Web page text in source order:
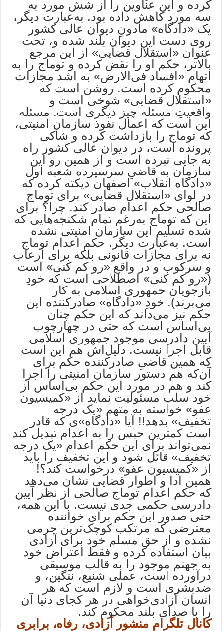
کرده و این عناوین را از شش مورد به
سه مورد کاهش داده بود. به‌عبارت دیگر،
یک «دادگاه» مادونِ دیوان عالی کشور
روی دست این دیوان بلند شده و، تحت
عنوان «استقلال قضایی» از این مرجع
بالاتر، حکم او را نقض کرده و توماج را به
اتهام «افساد فی‌الارض» به اشد مجازات
محکوم کرده است. روشن است که
«استقلال قضایی» شوخی است و
واقعیتِ مسئله چیز دیگری است. مسئله
این است که اعمال نفوذ سازمان امنیتی،
که توماج را بازداشت کرده و شاکی
پرونده است، در دیوان عالی کشور راه
به جایی نبرده است و از همین رو این
سازمان به قاضیِ سرسپرده شعبه اول
«دادگاه انقلاب» اصفهان دیکته کرده که
در لوای «استقلال قضایی» برای توماج
صالحی حکم اعدام صادر کند. چرا؟ برای
این که توماج به‌رغم تمام شکنجه‌هایی که
شده تسلیم این سازمان امنیتی نشده
است. به‌عبارت دیگر، حکم اعدام توماج
نه برای مجازات قانونی بلکه برای ارعاب
و سرکوب و در واقع «رو کم کنی» است
(«رو کم کنی» اصطلاحی است که خودِ
بازجویان حمهوری اسلامی به کار
می‌برند). خودِ «دادگاه» صادر‌کننده این
حکم نیز می‌داند که این حکم چنان
بی‌اساس است که حتی در چهارچوب
آیین دادرسی موجودِ جمهوری اسلامی
قابل اجرا نیست. دلیل‌ا‌ش هم این است
که همین قاضیِ صادرکننده حکم برای
آن‌که هم دستور سازمان امنیتی را اجرا
کند و هم در مورد این حکم بی‌اساس از
خود سلب مسئولیت نماید از «کمیسیون
عفو» خواسته به متهم «یک درجه
تخفیف» بدهد!! آیا «دادگاه»ی که قادر
است کمترین حبس را به اعدام تبدیل کند
نمی‌تواند برای این حکم اعدام «یک درجه
تخفیف» قائل شود و این تخفیف را باید
از «کمیسیون عفو» درخواست کند؟!‌
همین ادا و اطوار قضایی نشان می‌دهد
که حکم اعدام توماج صالحی از نظر آیین
دادرسی حکمی جدی نیست. با این همه،
حتی صدور این حکم برای خواننده
معترضی که مرتکب کوچک‌ترین جرمی
نشده و از حق مسلم خود برای آزادی
بیان استفاده کرده و فقط اعتراض خود
به جهنم موجود را به قالب موسیقی
درآورده است، عملی شنیع، ننگین، و
ضدبشری است و لازم است که هر
انسان آزادی‌خواهی در هر کجای دنیا آن
را با صدای بلند محکوم کند.
کانال تلگرام منشور آزادی، رفاه، برابری